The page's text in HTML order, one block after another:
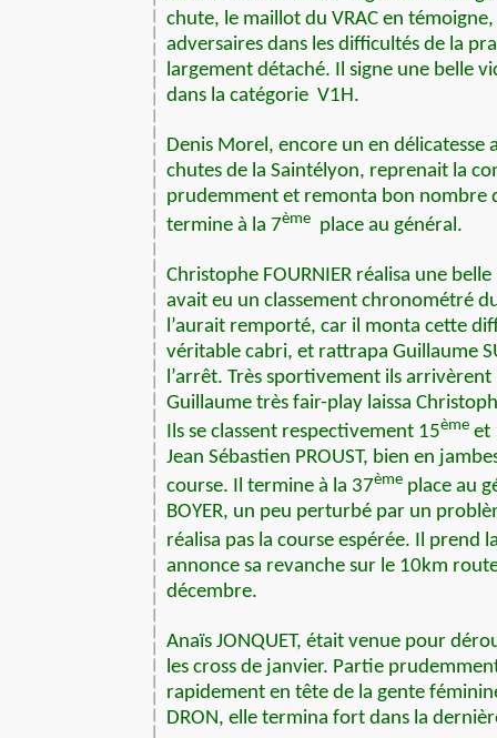
chute, le maillot du VRAC en témoigne,
adversaires dans les difficultés de la
largement détaché. Il signe une belle
dans la catégorie V1H.
Denis Morel, encore un en délicatesse
chutes de la Saintélyon, reprenait la
prudemment et remonta bon nombre
termine à la 7ème place au général.
Christophe FOURNIER réalisa une
avait eu un classement chronométré
l’aurait remporté, car il monta cette
véritable cabri, et rattrapa Guillaume
l’arrêt. Très sportivement ils arrivèrent
Guillaume très fair-play laissa
Ils se classent respectivement 15ème et
Jean Sébastien PROUST, bien en
course. Il termine à la 37ème place au
BOYER, un peu perturbé par un
réalisa pas la course espérée. Il prend
annonce sa revanche sur le 10km
décembre.
Anaïs JONQUET, était venue pour
les cross de janvier. Partie
rapidement en tête de la gente
DRON, elle termina fort dans la